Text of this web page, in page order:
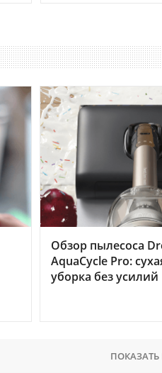
Обзор пылесоса
AquaCycle Pro:
уборка без усилий